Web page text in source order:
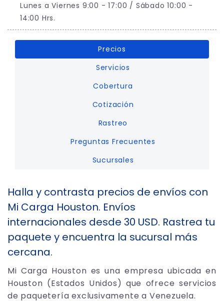
Lunes a Viernes 9:00 - 17:00 / Sábado 10:00 -
14:00 Hrs.
Precios
Servicios
Cobertura
Cotización
Rastreo
Preguntas Frecuentes
Sucursales
Halla y contrasta precios de envíos con
Mi Carga Houston. Envíos
internacionales desde 30 USD. Rastrea tu
paquete y encuentra la sucursal más
cercana.
Mi Carga Houston es una empresa ubicada en
Houston (Estados Unidos) que ofrece servicios
de paquetería exclusivamente a Venezuela.